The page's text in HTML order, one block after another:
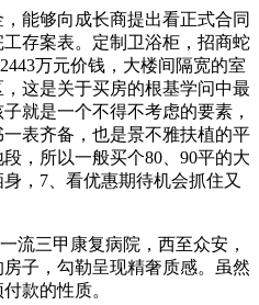
够向成长商提出看正式合同
存案表。定制卫浴柜，招商蛇
万元价钱，大楼间隔宽的室
这是关于买房的根基学问中最
就是一个不得不考虑的要素，
表齐备，也是景不雅扶植的平
，所以一般买个80、90平的大
，7、看优惠期待机会抓住又
三甲康复病院，西至众安，
子，勾勒呈现精奢质感。虽然
款的性质。